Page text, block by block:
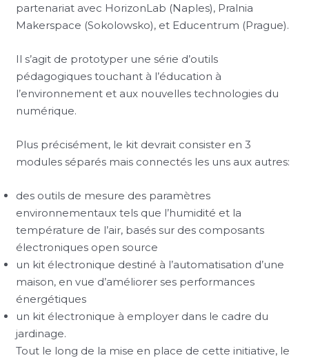
partenariat avec HorizonLab (Naples), Pralnia
Makerspace (Sokolowsko), et Educentrum (Prague).
Il s’agit de prototyper une série d’outils
pédagogiques touchant à l’éducation à
l’environnement et aux nouvelles technologies du
numérique.
Plus précisément, le kit devrait consister en 3
modules séparés mais connectés les uns aux autres:
des outils de mesure des paramètres
environnementaux tels que l’humidité et la
température de l’air, basés sur des composants
électroniques open source
un kit électronique destiné à l’automatisation d’une
maison, en vue d’améliorer ses performances
énergétiques
un kit électronique à employer dans le cadre du
jardinage.
Tout le long de la mise en place de cette initiative, le